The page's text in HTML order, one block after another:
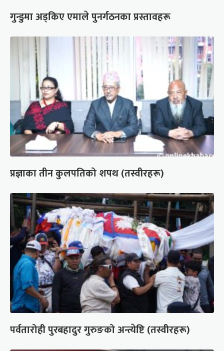
गुन्डुमा अड्किए एमाले पुनर्गठनका प्रस्तावहरू
प्रज्ञाका तीन कुलपतिको शपथ (तस्वीरहरू)
पर्वतारोही पुरबहादुर गुरुङको अन्त्येष्टि (तस्वीरहरू)